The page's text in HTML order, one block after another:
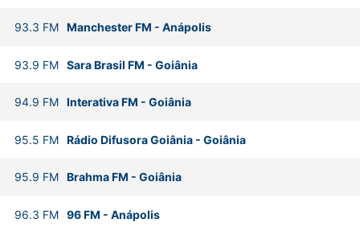
93.3 FM Manchester FM - Anápolis
93.9 FM Sara Brasil FM - Goiânia
94.9 FM Interativa FM - Goiânia
95.5 FM Rádio Difusora Goiânia- Goiânia
95.9 FM Brahma FM - Goiânia
96.3 FM 96 FM - Anápolis